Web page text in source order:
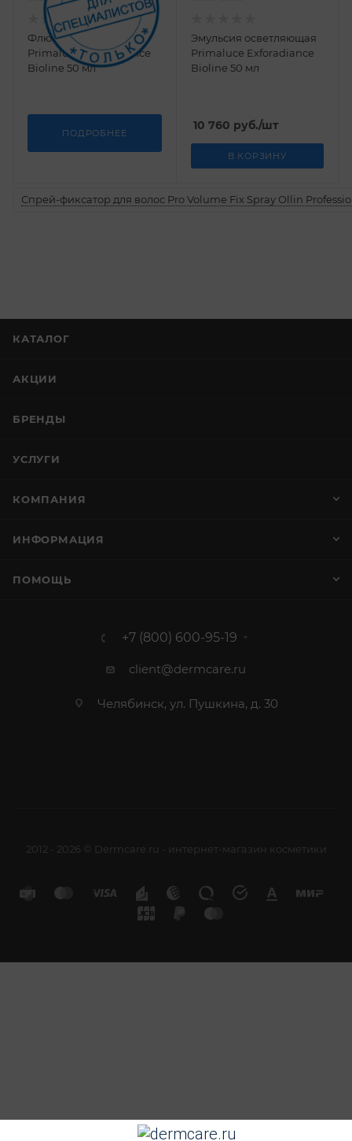
Флюид-пилинг 20%
Primaluce Exforadiance
Bioline 50 мл
ПОДРОБНЕЕ
Эмульсия осветляющая
Primaluce Exforadiance
Bioline 50 мл
10 760 руб./шт
В КОРЗИНУ
Спрей-фиксатор для волос Pro Volume Fix Spray Ollin
КАТАЛОГ
АКЦИИ
БРЕНДЫ
УСЛУГИ
КОМПАНИЯ
ИНФОРМАЦИЯ
ПОМОЩЬ
+7 (800) 600-95-19
client@dermcare.ru
Челябинск, ул. Пушкина, д. 30
2012 - 2026 © Dermcare.ru - интернет-магазин косметики